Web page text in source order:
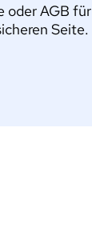
oder AGB für
Seite.